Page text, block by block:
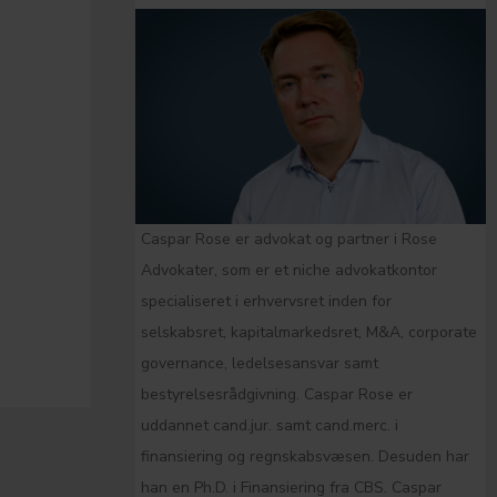
Caspar Rose er advokat og partner i Rose
Advokater, som er et niche advokatkontor
specialiseret i erhvervsret inden for
selskabsret, kapitalmarkedsret, M&A, corporate
governance, ledelsesansvar samt
bestyrelsesrådgivning. Caspar Rose er
uddannet cand.jur. samt cand.merc. i
finansiering og regnskabsvæsen. Desuden har
han en Ph.D. i Finansiering fra CBS. Caspar